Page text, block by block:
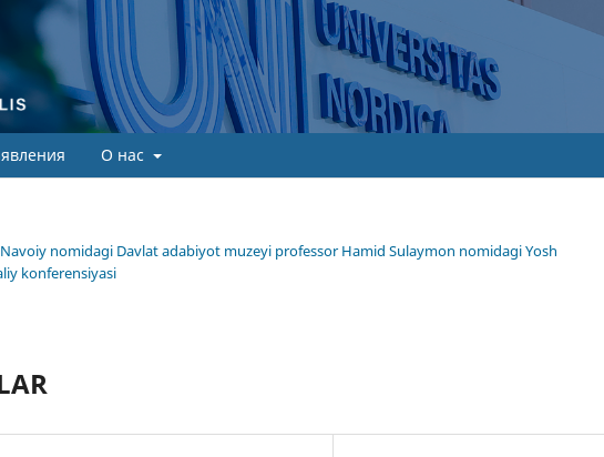
О нас
nomidagi Davlat adabiyot muzeyi professor Hamid Sulaymon nomidagi Yosh
konferensiyasi